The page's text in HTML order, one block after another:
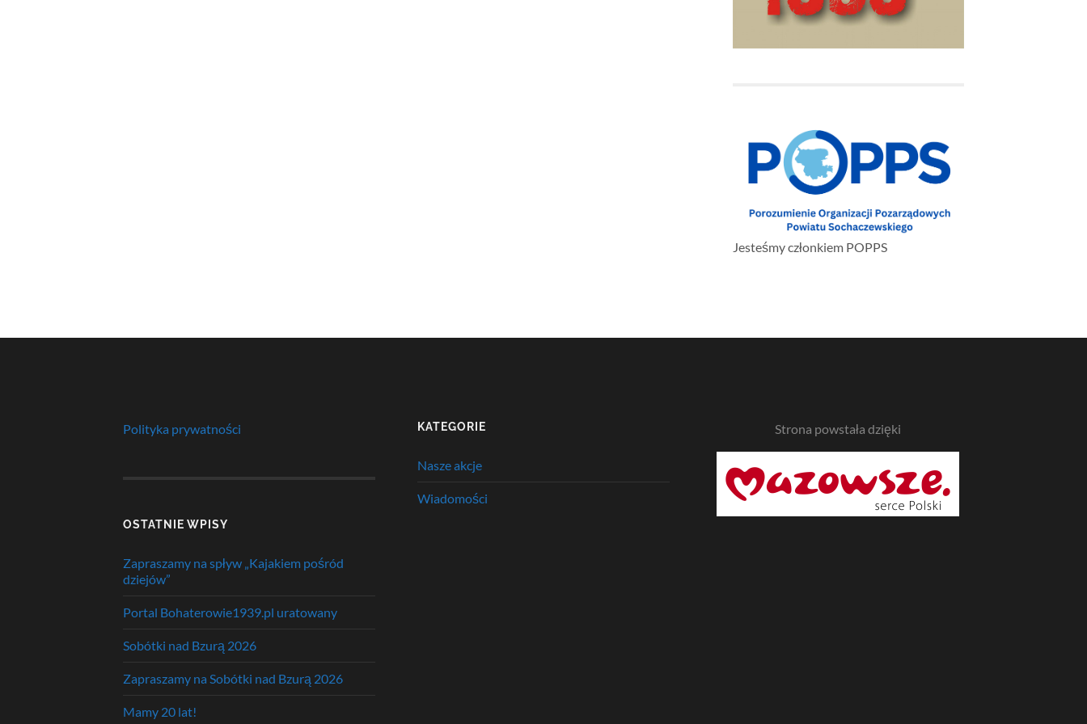
Jesteśmy członkiem POPPS
Polityka prywatności
OSTATNIE WPISY
Zapraszamy na spływ „Kajakiem pośród
dziejów”
Portal Bohaterowie1939.pl uratowany
Sobótki nad Bzurą 2026
Zapraszamy na Sobótki nad Bzurą 2026
Mamy 20 lat!
KATEGORIE
Nasze akcje
Wiadomości
Strona powstała dzięki